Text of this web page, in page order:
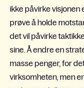
ikke påvirke visjonen
prøve å holde
det vil påvirke
sine. Å endre en
masse penger, for
virksomheten, men